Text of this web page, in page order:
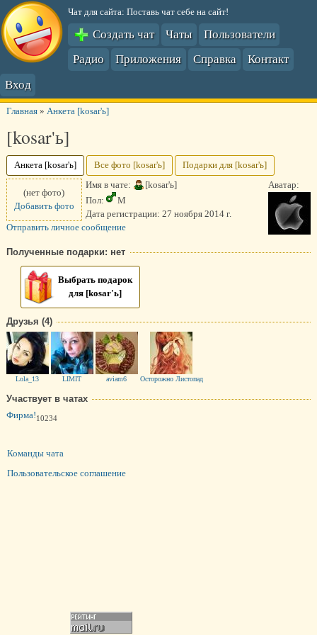
Чат для сайта: Поставь чат себе на сайт!
Создать чат Чаты
Пользователи
Радио
Приложения Справка
Контакт
Вход
Главная» Анкета [kosar'ь]
[kosar'ь]
Анкета [kosar'ь] Все фото [kosar'ь]
Подарки для [kosar'ь]
Аватар:
(нет фото)
Добавить фото
Имя в чате:
[kosar'ь]
Пол:
М
Дата регистрации: 27 ноября 2014 г.
Отправить личное сообщение
Полученные подарки: нет
Выбрать подарок
для [kosar'ь]
Друзья (4)
Lola_13 LIMIT aviam6 Осторожно Листопад
Участвует в чатах
Фирма!10234
Команды чата
Пользовательское соглашение